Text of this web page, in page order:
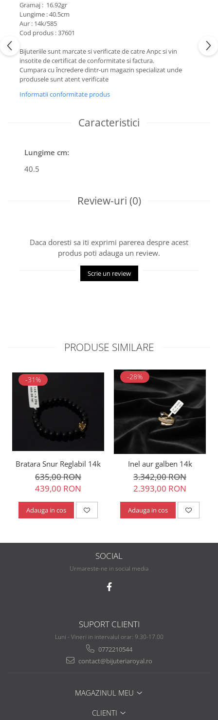
Gramaj : 16.92gr
Lungime : 40.5cm
Aur : 14k/585
Cod produs : 37601
Bijuteriile sunt marcate si verificate de catre Anpc si vin
insotite de certificat de conformitate si factura.
Cumpara cu încredere dintr-un magazin specializat unde
produsele sunt atent verificate
Informatii conformitate produs
Caracteristici
Lungime cm:
40.5
Review-uri (0)
Daca doresti sa iti exprimi parerea despre acest
produs poti adauga un review.
Scrie un review
PRODUSE SIMILARE
-31%
Bratara Snur Reglabil 14k
635,00 RON
439,00 RON
Adauga in cos
-28%
Inel aur galben 14k
3.342,00 RON
2.393,00 RON
Adauga in cos
SOCIAL
Urmareste-ne in social media
SUPORT CLIENTI
Luni - Vineri in intervalul orar: 9.30-17.00
0772210544
contact@bijuteriaroyal.ro
MAGAZINUL MEU
CLIENTI